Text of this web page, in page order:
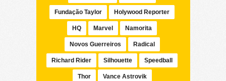
Fundação Taylor Holywood Reporter
HQ Marvel Namorita
Novos Guerreiros Radical
Richard Rider Silhouette Speedball
Thor Vance Astrovik